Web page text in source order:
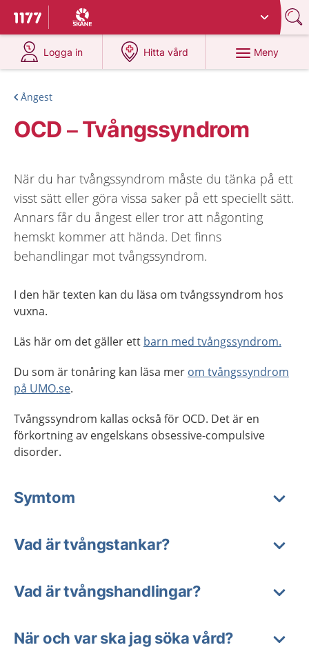
Till startsidan för 1177
Du har valt region
Logga in
på 1177.se
Hitta vård
på 1177.se
Meny
Ångest
OCD – Tvångssyndrom
När du har tvångssyndrom måste du tänka på ett
visst sätt eller göra vissa saker på ett speciellt sätt.
Annars får du ångest eller tror att någonting
hemskt kommer att hända. Det finns
behandlingar mot tvångssyndrom.
I den här texten kan du läsa om tvångssyndrom hos
vuxna.
Läs här om det gäller ett barn med tvångssyndrom.
Du som är tonåring kan läsa mer om tvångssyndrom
på UMO.se.
Tvångssyndrom kallas också för OCD. Det är en
förkortning av engelskans obsessive-compulsive
disorder.
Symtom
Vad är tvångstankar?
Vad är tvångshandlingar?
När och var ska jag söka vård?